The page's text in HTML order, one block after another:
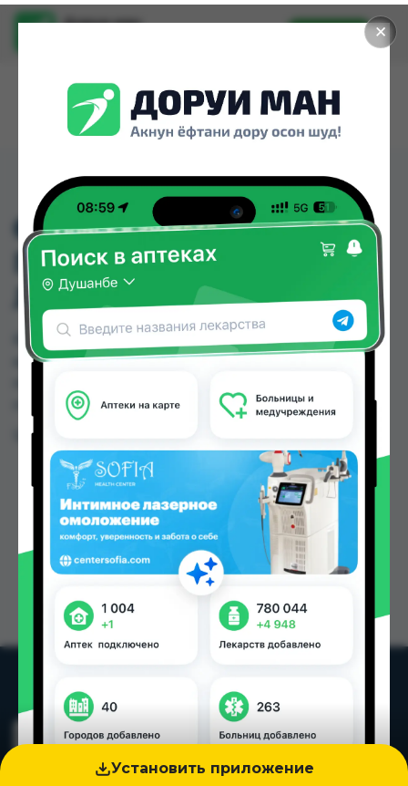
✕
Установить приложение
Доруи ман
Установить
698-699-700
ПУСТЫШКА
ЛАТЕКСНАЯ
698-699-700 ПУСТЫШКА ЛАТЕКСНАЯ можно
купить или заказать в аптеках, Дору Фарм №20
городах Таджикистана
Цена: от